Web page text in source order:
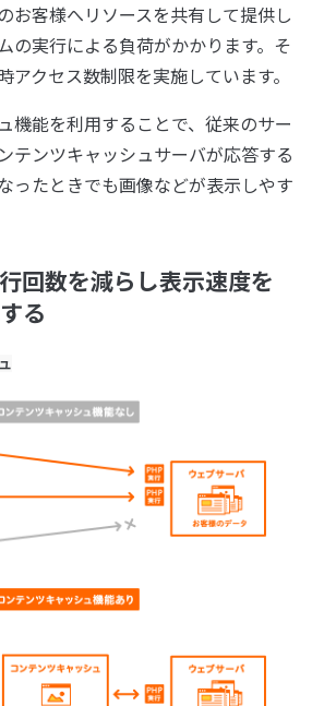
お客様へリソースを共有して提供し
の実行による負荷がかかります。そ
アクセス数制限を実施しています。
機能を利用することで、従来のサー
テンツキャッシュサーバが応答する
ったときでも画像などが表示しやす
回数を減らし表示速度を
る